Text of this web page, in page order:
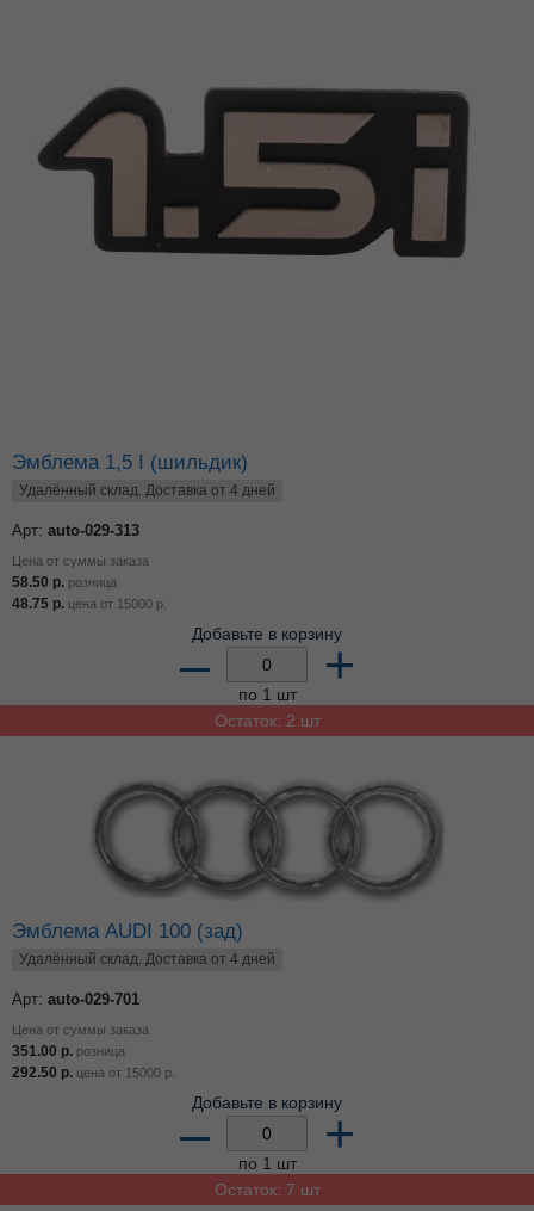
Эмблема 1,5 I (шильдик)
Удалённый склад. Доставка от 4 дней
Арт: auto-029-313
Цена от суммы заказа
58.50 р. розница
48.75 р. цена от 15000 р.
Добавьте в корзину
– +
по 1 шт
Остаток: 2 шт
Эмблема AUDI 100 (зад)
Удалённый склад. Доставка от 4 дней
Арт: auto-029-701
Цена от суммы заказа
351.00 р. розница
292.50 р. цена от 15000 р.
Добавьте в корзину
– +
по 1 шт
Остаток: 7 шт